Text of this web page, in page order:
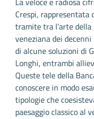
Crespi, rappresentata
tramite tra l’arte
veneziana dei
di alcune soluzioni di
Longhi, entrambi
Queste tele della
conoscere in modo
tipologie che
paesaggio classico al